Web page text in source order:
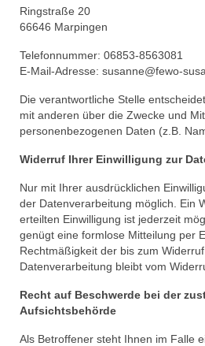
Ringstraße 20
66646 Marpingen
Telefonnummer: 06853-8563081
E-Mail-Adresse: susanne@fewo-
Die verantwortliche Stelle
mit anderen über die Zwecke und
personenbezogenen Daten (z.B.
Widerruf Ihrer Einwilligung zur
Nur mit Ihrer ausdrücklichen
der Datenverarbeitung möglich. Ein
erteilten Einwilligung ist jederzeit
genügt eine formlose Mitteilung per
Rechtmäßigkeit der bis zum
Datenverarbeitung bleibt vom
Recht auf Beschwerde bei der
Aufsichtsbehörde
Als Betroffener steht Ihnen im Falle